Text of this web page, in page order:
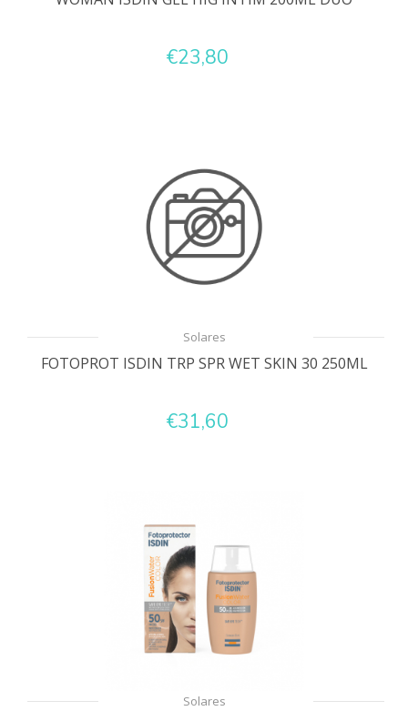
€23,80
Solares
FOTOPROT ISDIN TRP SPR WET SKIN 30 250ML
€31,60
Solares